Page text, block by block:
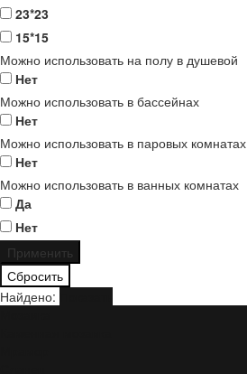
23*23
15*15
Можно использовать на полу в душевой
Нет
Можно использовать в бассейнах
Нет
Можно использовать в паровых комнатах
Нет
Можно использовать в ванных комнатах
Да
Нет
Найдено: